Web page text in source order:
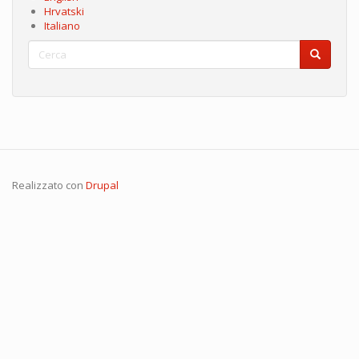
Hrvatski
Italiano
Cerca
Cerca Cerca
Realizzato con Drupal